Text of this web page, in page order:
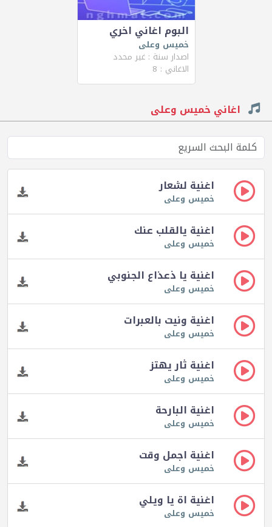
البوم اغاني اخري
خميس وعلى
اصدار سنة : غير محدد
الاغاني : 8
اغاني خميس وعلى
اغنية لشعار
خميس وعلى
اغنية يالقلب عنك
خميس وعلى
اغنية يا ذعذاع الجنوبي
خميس وعلى
اغنية ونيت بالعبرات
خميس وعلى
اغنية ثار يهتز
خميس وعلى
اغنية البارحة
خميس وعلى
اغنية اجمل وقت
خميس وعلى
اغنية اة يا ويلي
خميس وعلى